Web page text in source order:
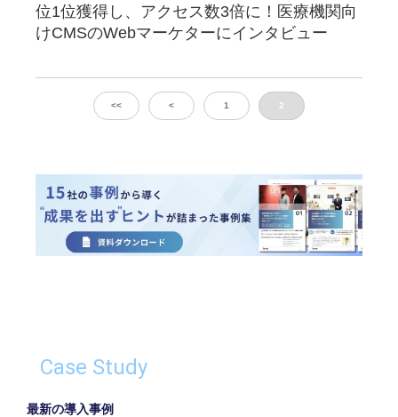
位1位獲得し、アクセス数3倍に！医療機関向
けCMSのWebマーケターにインタビュー
<< < 1 2
Case Study
最新の導入事例